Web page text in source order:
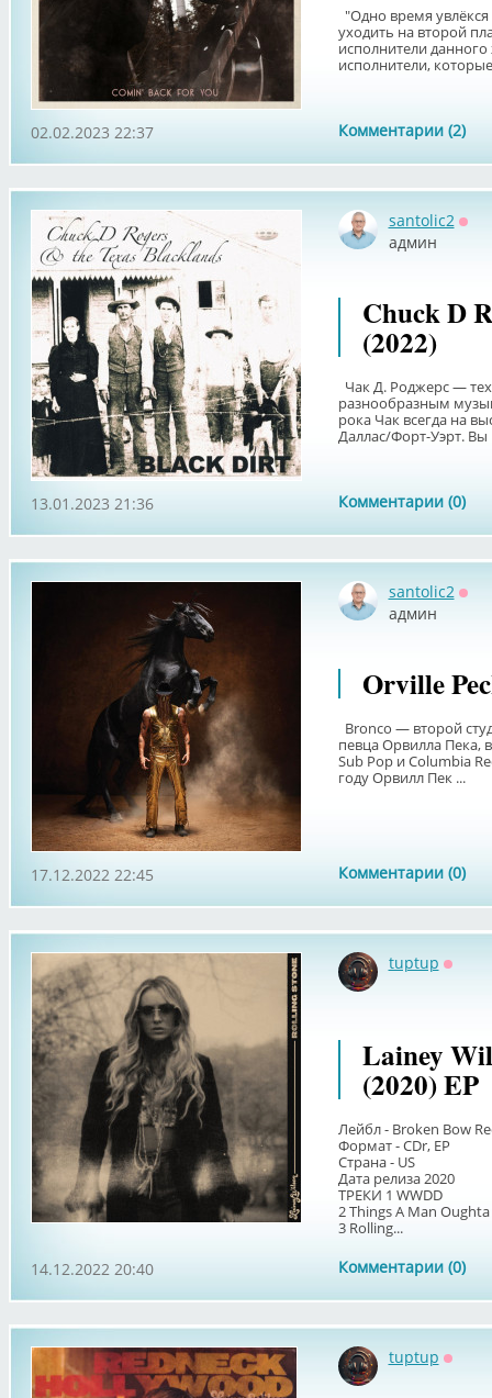
"Одно время
уходить на второй
исполнители
исполнители,
Комментарии (2)
02.02.2023 22:37
santolic2
админ
Chuck D
(2022)
Чак Д. Роджерс —
разнообразным
рока Чак всегда на
Даллас/Форт-Уэрт. Вы
Комментарии (0)
13.01.2023 21:36
santolic2
админ
Orville
Bronco — второй
певца Орвилла Пека,
Sub Pop и Columbia
году Орвилл Пек ...
Комментарии (0)
17.12.2022 22:45
tuptup
Lainey
(2020) EP
Лейбл - Broken Bow
Формат - CDr, EP
Страна - US
Дата релиза 2020
ТРЕКИ 1 WWDD
2 Things A Man
3 Rolling...
Комментарии (0)
14.12.2022 20:40
tuptup